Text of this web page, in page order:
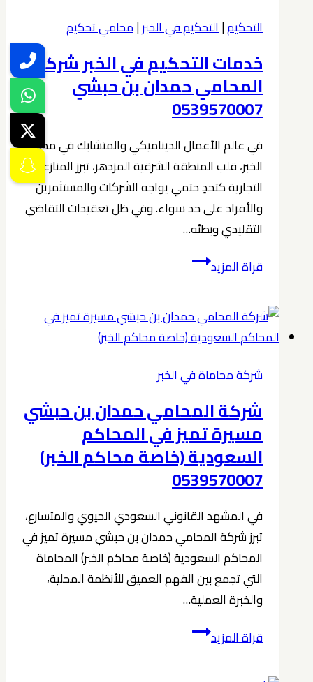
0539570007
التحكيم|التحكيم في الخبر|محامي تحكيم
خدمات التحكيم في الخبر شركة
المحامي حمدان بن حبشي
0539570007
في عالم الأعمال الديناميكي والمتشابك في مدينة
الخبر، قلب المنطقة الشرقية المزدهر، تبرز المنازعات
التجارية كتحدٍ حتمي يواجه الشركات والمستثمرين
والأفراد على حد سواء. وفي ظل تعقيدات التقاضي
التقليدي وبطئه…
قراة المزيدخدمات
الخبر
شركة
المحامي
حمدان
بن
حبشي
0539570007
شركة محاماة في الخبر
شركة المحامي حمدان بن حبشي
مسيرة تميز في المحاكم
السعودية (خاصة محاكم الخبر)
0539570007
في المشهد القانوني السعودي الحيوي والمتسارع،
تبرز شركة المحامي حمدان بن حبشي مسيرة تميز في
المحاكم السعودية (خاصة محاكم الخبر) المحاماة
التي تجمع بين الفهم العميق للأنظمة المحلية،
والخبرة العملية…
قراة المزيدشركة